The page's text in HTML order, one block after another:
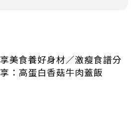
享美食養好身材／激瘦食譜分
享：高蛋白香菇牛肉蓋飯